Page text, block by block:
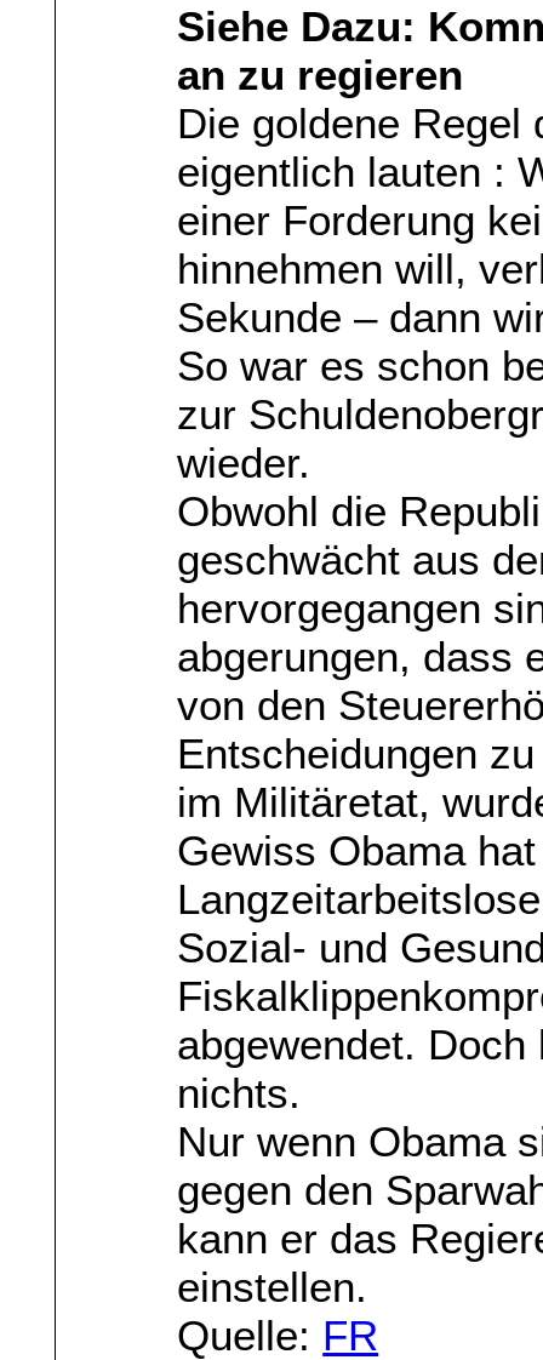
Siehe Dazu:
an zu regieren
Die goldene Regel
eigentlich lauten :
einer Forderung
hinnehmen will,
Sekunde – dann
So war es schon
zur
wieder.
Obwohl die
geschwächt aus
hervorgegangen
abgerungen, dass
von den
Entscheidungen
im Militäretat,
Gewiss Obama
Sozial- und
abgewendet.
nichts.
Nur wenn Obama
gegen den
kann er das
einstellen.
Quelle: FR